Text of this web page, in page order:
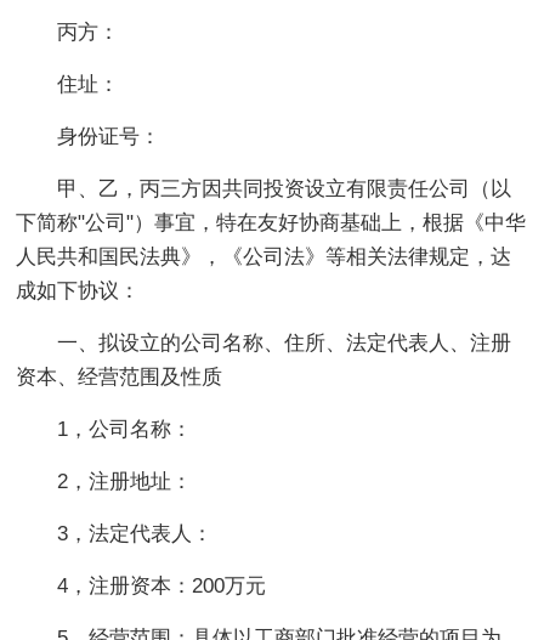
丙方：
住址：
身份证号：
甲、乙，丙三方因共同投资设立有限责任公司（以
下简称"公司"）事宜，特在友好协商基础上，根据《中华
人民共和国民法典》，《公司法》等相关法律规定，达
成如下协议：
一、拟设立的公司名称、住所、法定代表人、注册
资本、经营范围及性质
1，公司名称：
2，注册地址：
3，法定代表人：
4，注册资本：200万元